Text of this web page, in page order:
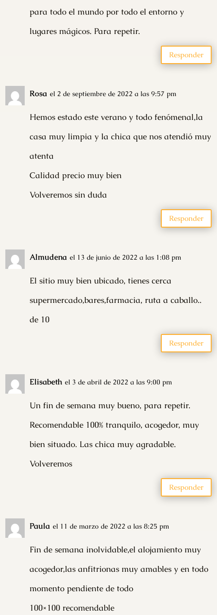
para todo el mundo por todo el entorno y
lugares mágicos. Para repetir.
Responder
Rosa el 2 de septiembre de 2022 a las 9:57 pm
Hemos estado este verano y todo fenómenal,la
casa muy limpia y la chica que nos atendió muy
atenta
Calidad precio muy bien
Volveremos sin duda
Responder
Almudena el 13 de junio de 2022 a las 1:08 pm
El sitio muy bien ubicado, tienes cerca
supermercado,bares,farmacia, ruta a caballo..
de 10
Responder
Elisabeth el 3 de abril de 2022 a las 9:00 pm
Un fin de semana muy bueno, para repetir.
Recomendable 100% tranquilo, acogedor, muy
bien situado. Las chica muy agradable.
Volveremos
Responder
Paula el 11 de marzo de 2022 a las 8:25 pm
Fin de semana inolvidable,el alojamiento muy
acogedor,las anfitrionas muy amables y en todo
momento pendiente de todo
100×100 recomendable